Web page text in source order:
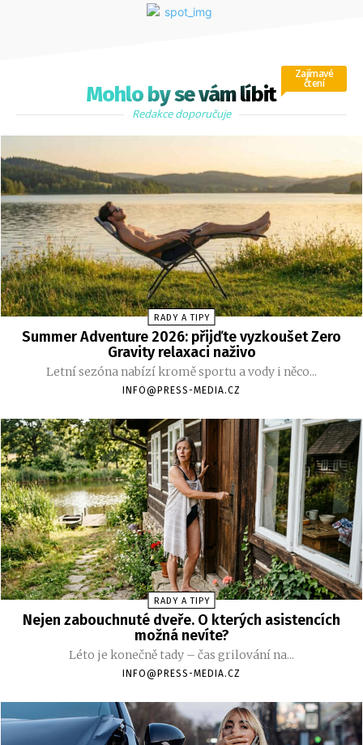
Mohlo by se vám líbit
Zajímavé
čtení
Redakce doporučuje
RADY A TIPY
Summer Adventure 2026: přijďte vyzkoušet Zero
Gravity relaxaci naživo
Letní sezóna nabízí kromě sportu a vody i něco...
INFO@PRESS-MEDIA.CZ
RADY A TIPY
Nejen zabouchnuté dveře. O kterých asistencích
možná nevíte?
Léto je konečně tady – čas grilování na...
INFO@PRESS-MEDIA.CZ